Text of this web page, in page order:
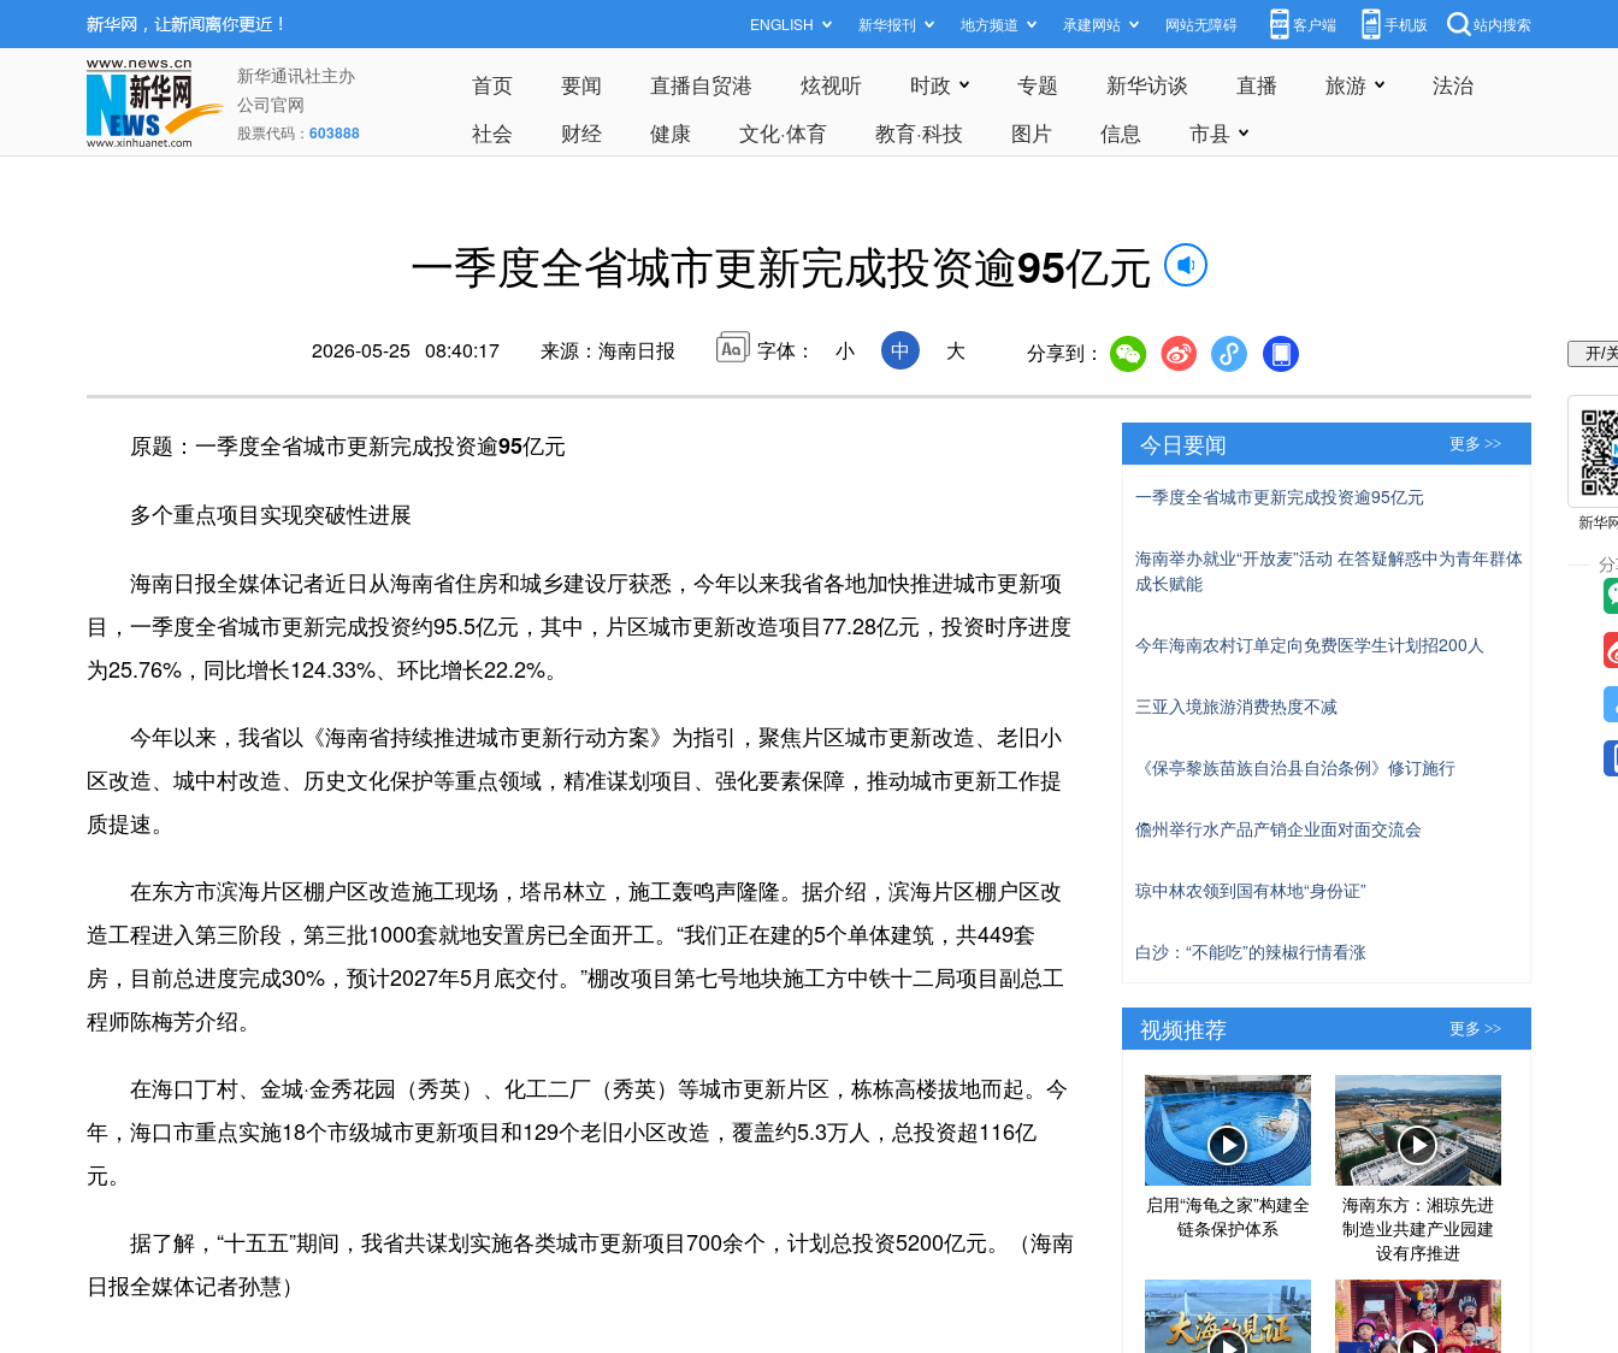
ENGLISH 新华报刊 地方频道 承建网站 网站无障碍 客户端 手机版 站内搜索
新华通讯社主办
公司官网
股票代码： 603888
首页 要闻 直播自贸港 炫视听 时政 专题 新华访谈 直播 旅游
法治
社会
财经 健康 文化·体育 教育·科技 图片 信息 市县
一季度全省城市更新完成投资逾95亿元
2026-05-25 08:40:17 来源：海南日报 字体： 小 中 大 分享到：
原题：一季度全省城市更新完成投资逾95亿元
多个重点项目实现突破性进展
海南日报全媒体记者近日从海南省住房和城乡建设厅获悉，今年以来我省各地加快推进城市更新项
目，一季度全省城市更新完成投资约95.5亿元，其中，片区城市更新改造项目77.28亿元，投资时序进度
为25.76%，同比增长124.33%、环比增长22.2%。
今年以来，我省以《海南省持续推进城市更新行动方案》为指引，聚焦片区城市更新改造、老旧小
区改造、城中村改造、历史文化保护等重点领域，精准谋划项目、强化要素保障，推动城市更新工作提
质提速。
在东方市滨海片区棚户区改造施工现场，塔吊林立，施工轰鸣声隆隆。据介绍，滨海片区棚户区改
造工程进入第三阶段，第三批1000套就地安置房已全面开工。“我们正在建的5个单体建筑，共449套
房，目前总进度完成30%，预计2027年5月底交付。”棚改项目第七号地块施工方中铁十二局项目副总工
程师陈梅芳介绍。
在海口丁村、金城·金秀花园（秀英）、化工二厂（秀英）等城市更新片区，栋栋高楼拔地而起。今
年，海口市重点实施18个市级城市更新项目和129个老旧小区改造，覆盖约5.3万人，总投资超116亿
元。
据了解，“十五五”期间，我省共谋划实施各类城市更新项目700余个，计划总投资5200亿元。（海南
日报全媒体记者孙慧）
今日要闻 更多 >>
一季度全省城市更新完成投资逾95亿元
海南举办就业“开放麦”活动 在答疑解惑中为青年群体
成长赋能
今年海南农村订单定向免费医学生计划招200人
三亚入境旅游消费热度不减
《保亭黎族苗族自治县自治条例》修订施行
儋州举行水产品产销企业面对面交流会
琼中林农领到国有林地“身份证”
白沙：“不能吃”的辣椒行情看涨
视频推荐 更多 >>
启用“海龟之家”构建全
链条保护体系
海南东方：湘琼先进
制造业共建产业园建
设有序推进